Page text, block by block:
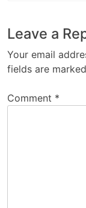
Leave a
Your email
fields are marked
Comment *